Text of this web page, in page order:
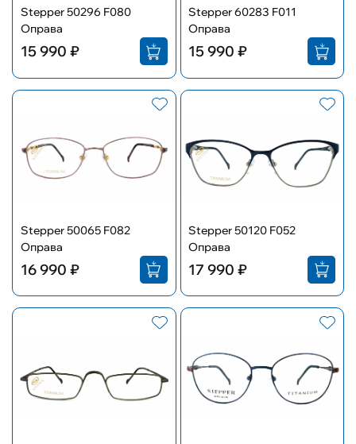
Stepper 50296 F080
Оправа
15 990 ₽
Stepper 60283 F011
Оправа
15 990 ₽
Stepper 50065 F082
Оправа
16 990 ₽
Stepper 50120 F052
Оправа
17 990 ₽